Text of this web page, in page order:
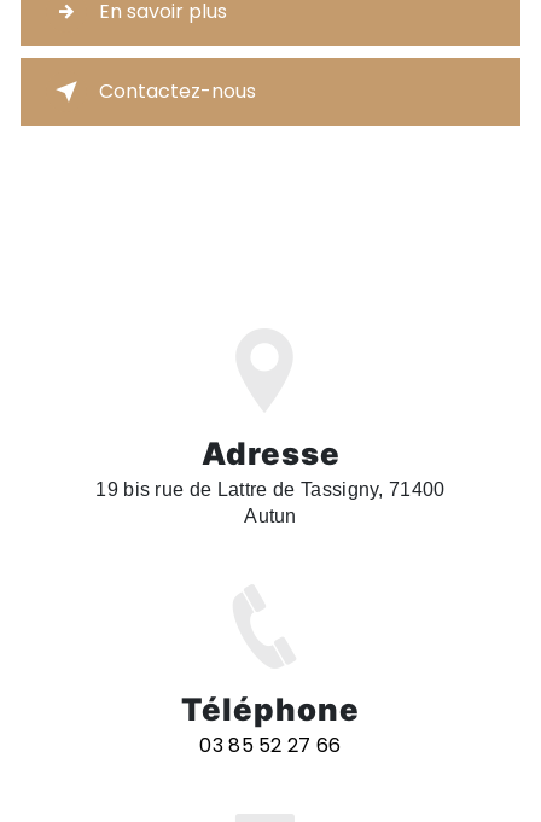
En savoir plus
Contactez-nous
Adresse
19 bis rue de Lattre de Tassigny, 71400
Autun
Téléphone
03 85 52 27 66